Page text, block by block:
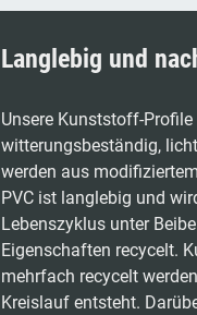
Langlebig und
Unsere Kunststoff-
witterungsbeständig,
werden aus
PVC ist langlebig und
Lebenszyklus unter
Eigenschaften recycelt.
mehrfach recycelt
Kreislauf entsteht.